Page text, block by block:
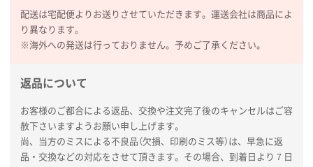
ぺんてる ビクーニャフィール1000枚
2026年01月26日 15:45
印刷範囲が広かったから、取扱商品
新潟県R社様
2026年01月16日 10:53
納期が比較的短く、ロット数が豊富に選べて価格が安
かったため
配送は宅配便よりお送りさせていただきます。運送会社は商品によ
り異なります。
※海外への発送は行っておりません。予めご了承ください。
返品について
お客様のご都合による返品、交換や注文完了後のキャンセルはご容
赦下さいますようお願い申し上げます。
尚、当方のミスによる不良品（欠損、印刷のミス等）は、早急に返
品・交換などの対応をさせて頂きます。その場合、到着日より７日